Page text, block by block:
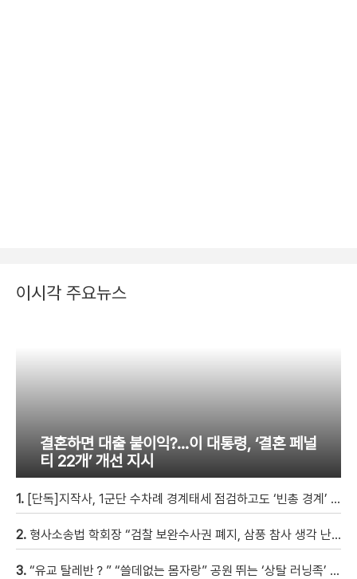
이시각 주요뉴스
결혼하면 대출 불이익?…이 대통령, ‘결혼 페널
티 22개’ 개선 지시
1. [단독]지작사, 1군단 수차례 경계태세 점검하고도 ‘빈총 경계’ 몰랐다
2. 형사소송법 학회장 “검찰 보완수사권 폐지, 삼풍 참사 생각 난다” [현장영상]
3. “유교 탈레반？” “쓸데없는 몸자랑” 공원 뛰는 ‘상탈 러닝족’ 갑론을박 [자막뉴스]